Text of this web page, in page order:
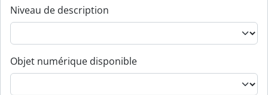
Niveau de description
Objet numérique disponible